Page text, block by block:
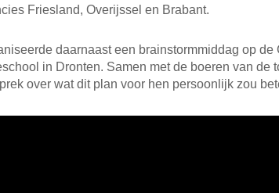
Friesland, Overijssel en Brabant.
daarnaast een brainstormmiddag op de
in Dronten. Samen met de boeren van de
over wat dit plan voor hen persoonlijk zou